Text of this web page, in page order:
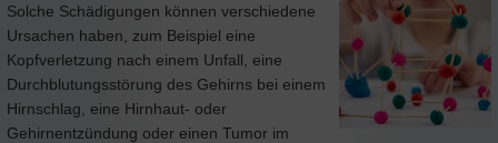
Solche Schädigungen können verschiedene
Ursachen haben, zum Beispiel eine
Kopfverletzung nach einem Unfall, eine
Durchblutungsstörung des Gehirns bei einem
Hirnschlag, eine Hirnhaut- oder
Gehirnentzündung oder einen Tumor im